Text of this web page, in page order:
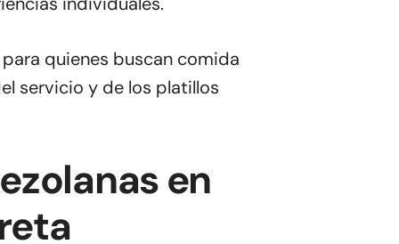
quienes buscan comida
servicio y de los platillos
en